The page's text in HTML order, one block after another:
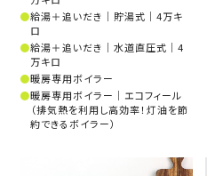
給湯＋追いだき│貯湯式│4万キ
ロ
給湯＋追いだき│水道直圧式│4
万キロ
暖房専用ボイラー
暖房専用ボイラー│エコフィール
（排気熱を利用し高効率！灯油を節
約できるボイラー）